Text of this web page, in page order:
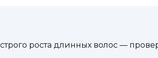
роста длинных волос —